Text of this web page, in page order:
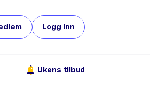
Logg inn
Ukens tilbud